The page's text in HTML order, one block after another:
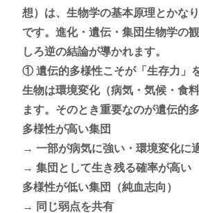
想）は、生物学の基本原理とかな
です。進化・遺伝・集団生物学の
しろ逆の結論が導かれます。
① 遺伝的多様性こそが「生存力」
生物は環境変化（病気・気候・食
ます。そのとき重要なのが遺伝的多
多様性が高い集団
→ 一部が病気に強い・環境変化に
→ 集団として生き残る確率が高い
多様性が低い集団（純血志向）
→ 同じ弱点を共有